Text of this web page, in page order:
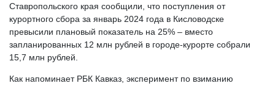
Ставропольского края сообщили, что поступления от
курортного сбора за январь 2024 года в Кисловодске
превысили плановый показатель на 25% – вместо
запланированных 12 млн рублей в городе-курорте собрали
15,7 млн рублей.
Как напоминает РБК Кавказ, эксперимент по взиманию